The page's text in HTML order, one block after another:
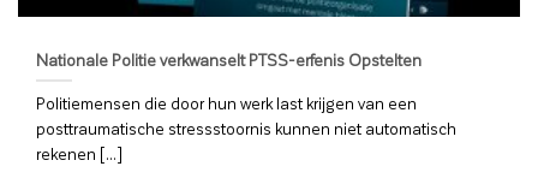
Nationale Politie verkwanselt PTSS-erfenis Opstelten
Politiemensen die door hun werk last krijgen van een
posttraumatische stressstoornis kunnen niet automatisch
rekenen [...]